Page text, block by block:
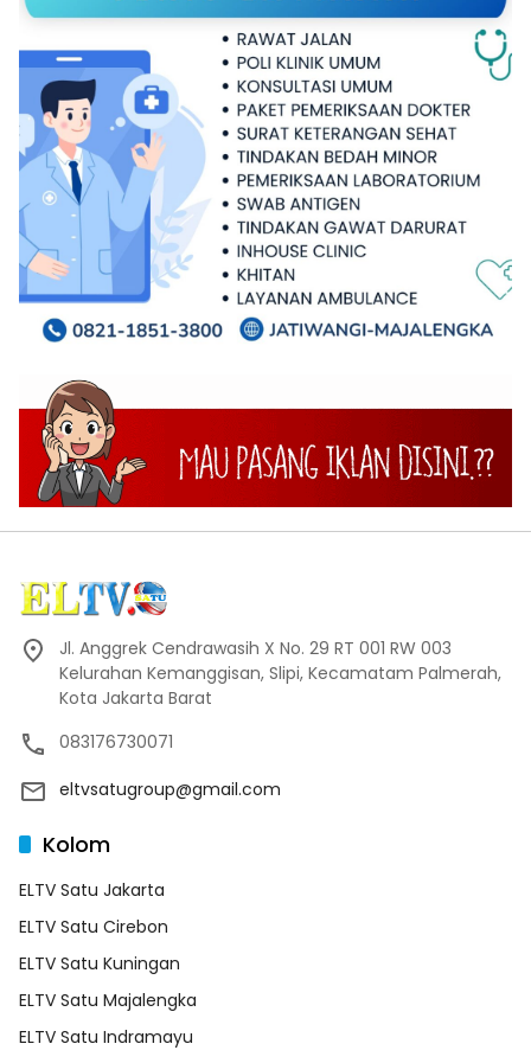
Jl. Anggrek Cendrawasih X No. 29 RT 001 RW 003
Kelurahan Kemanggisan, Slipi, Kecamatam Palmerah,
Kota Jakarta Barat
083176730071
eltvsatugroup@gmail.com
Kolom
ELTV Satu Jakarta
ELTV Satu Cirebon
ELTV Satu Kuningan
ELTV Satu Majalengka
ELTV Satu Indramayu